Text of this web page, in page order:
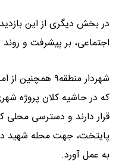
در بخش دیگری از این
اجتماعی، بر پیشرفت و
شهردار منطقه۹
که در حاشیه کلان پروژه
قرار دارند و دسترسی محلی
پایتخت، جهت محله شهید
به عمل آورد.